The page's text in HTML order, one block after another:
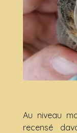
Au niveau
recensé